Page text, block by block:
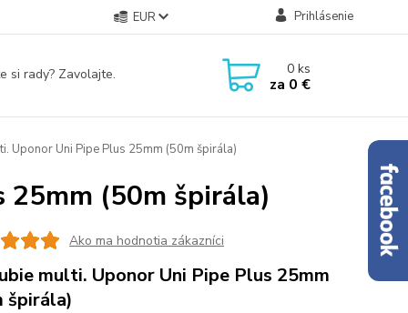
EUR Prihlásenie
si rady? Zavolajte. 0ks
za 0 €
Uponor Uni Pipe Plus 25mm (50m špirála)
(50m špirála)
Ako ma hodnotia zákazníci
multi. Uponor Uni Pipe Plus 25mm
špirála)